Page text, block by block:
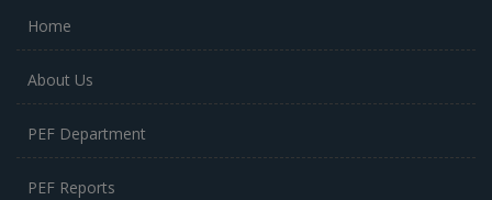
Home
About Us
PEF Department
PEF Reports